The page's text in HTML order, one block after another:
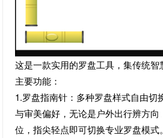
这是一款实用的罗盘工具，集传统
主要功能：
1.罗盘指南针：多种罗盘样式自由切
与审美偏好，无论是户外出行辨方
位，指尖轻点即可切换专业罗盘模式。